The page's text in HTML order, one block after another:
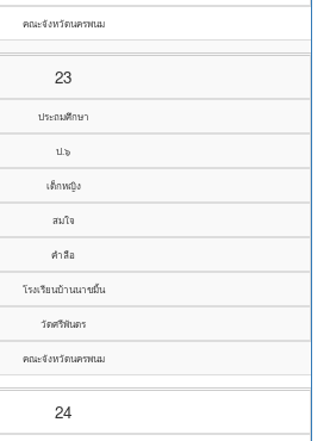
คณะจังหวัดนครพนม
23
ประถมศึกษา
ป.๖
เด็กหญิง
สมใจ
คำลือ
โรงเรียนบ้านนาขมิ้น
วัดศรีพันดร
คณะจังหวัดนครพนม
24